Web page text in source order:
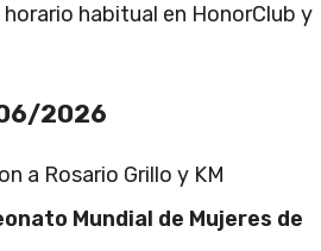
habitual en HonorClub y
2026
a Rosario Grillo y KM
Mundial de Mujeres de